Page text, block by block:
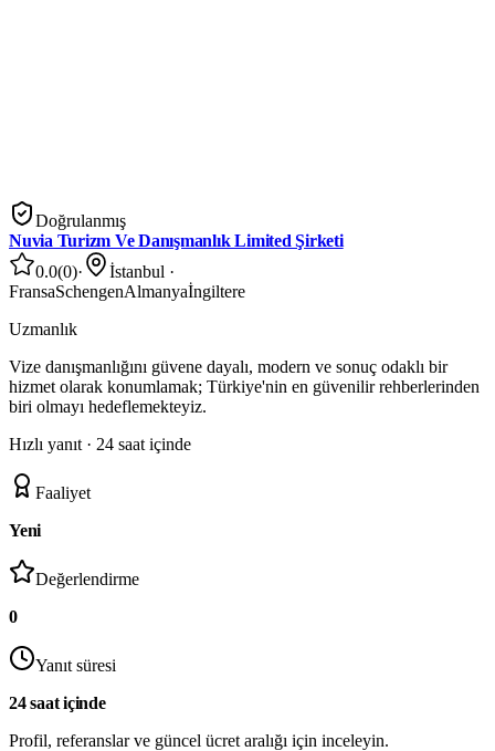
Doğrulanmış
Nuvia Turizm Ve Danışmanlık Limited Şirketi
0.0(0)· İstanbul ·
FransaSchengenAlmanyaİngiltere
Uzmanlık
Vize danışmanlığını güvene dayalı, modern ve sonuç odaklı bir
hizmet olarak konumlamak; Türkiye'nin en güvenilir rehberlerinden
biri olmayı hedeflemekteyiz.
Hızlı yanıt · 24 saat içinde
Faaliyet
Yeni
Değerlendirme
0
Yanıt süresi
24 saat içinde
Profil, referanslar ve güncel ücret aralığı için inceleyin.